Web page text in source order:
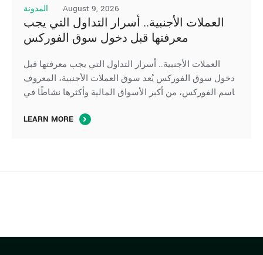
المدونة August 9, 2026
العملات الأجنبية.. أسرار التداول التي يجب
معرفتها قبل دخول سوق الفوركس
العملات الأجنبية.. أسرار التداول التي يجب معرفتها قبل
دخول سوق الفوركس يُعد سوق العملات الأجنبية، المعروف
باسم الفوركس، من أكبر الأسواق المالية وأكثرها نشاطًا في
العملات والاستفادة من تغير أسعار الصرف على مدار اليوم
LEARN MORE